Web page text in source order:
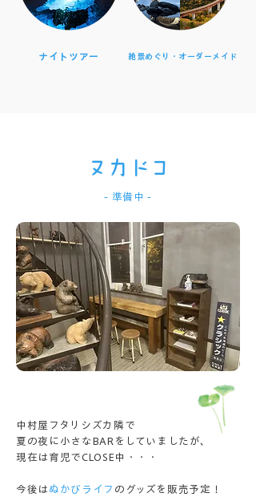
ナイトツアー 絶景めぐり・オーダーメイド
ヌカドコ
- 準備中 -
中村屋フタリシズカ隣で
夏の夜に小さなBARをしていましたが、
現在は育児でCLOSE中・・・
​今後は ぬかびライフ のグッズを販売予定！